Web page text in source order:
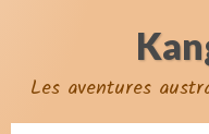
Les aventures